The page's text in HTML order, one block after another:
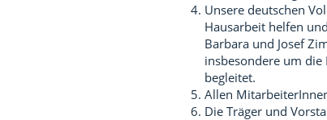
Unsere deutschen
Hausarbeit helfen
Barbara und Josef
insbesondere um
begleitet.
Allen
Die Träger und